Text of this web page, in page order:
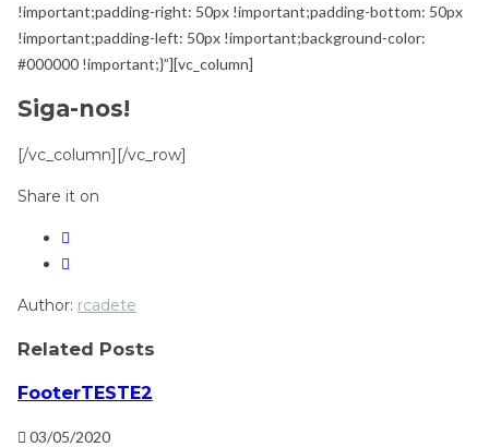
!important;padding-right: 50px !important;padding-bottom: 50px
!important;padding-left: 50px !important;background-color:
#000000 !important;}”][vc_column]
Siga-nos!
[/vc_column][/vc_row]
Share it on
Author: rcadete
Related Posts
FooterTESTE2
03/05/2020